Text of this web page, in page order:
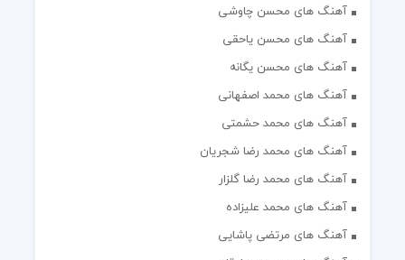
آهنگ های محسن چاوشی
آهنگ های محسن یاحقی
آهنگ های محسن یگانه
آهنگ های محمد اصفهانی
آهنگ های محمد حشمتی
آهنگ های محمد رضا شجریان
آهنگ های محمد رضا گلزار
آهنگ های محمد علیزاده
آهنگ های مرتضی پاشایی